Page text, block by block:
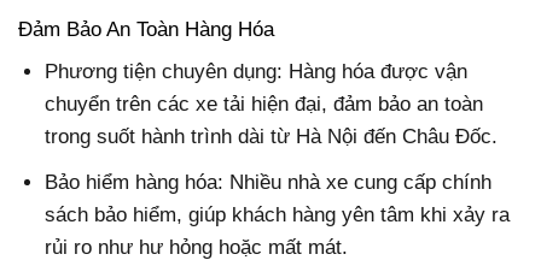
Đảm Bảo An Toàn Hàng Hóa
Phương tiện chuyên dụng: Hàng hóa được vận
chuyển trên các xe tải hiện đại, đảm bảo an toàn
trong suốt hành trình dài từ Hà Nội đến Châu Đốc.
Bảo hiểm hàng hóa: Nhiều nhà xe cung cấp chính
sách bảo hiểm, giúp khách hàng yên tâm khi xảy ra
rủi ro như hư hỏng hoặc mất mát.